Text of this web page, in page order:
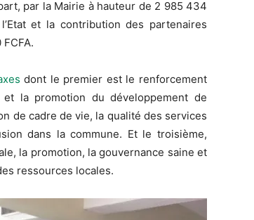
par la Mairie à hauteur de 2 985 434
et la contribution des partenaires
dont le premier est le renforcement
la promotion du développement de
de cadre de vie, la qualité des services
dans la commune. Et le troisième,
la promotion, la gouvernance saine et
ressources locales.